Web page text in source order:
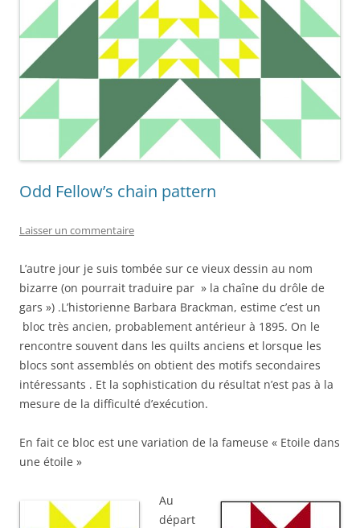
Odd Fellow’s chain pattern
Laisser un commentaire
L’autre jour je suis tombée sur ce vieux dessin au nom
bizarre (on pourrait traduire par » la chaîne du drôle de
gars ») .L’historienne Barbara Brackman, estime c’est un
bloc très ancien, probablement antérieur à 1895. On le
rencontre souvent dans les quilts anciens et lorsque les
blocs sont assemblés on obtient des motifs secondaires
intéressants . Et la sophistication du résultat n’est pas à la
mesure de la difficulté d’exécution.
En fait ce bloc est une variation de la fameuse « Etoile dans
une étoile »
Au
départ